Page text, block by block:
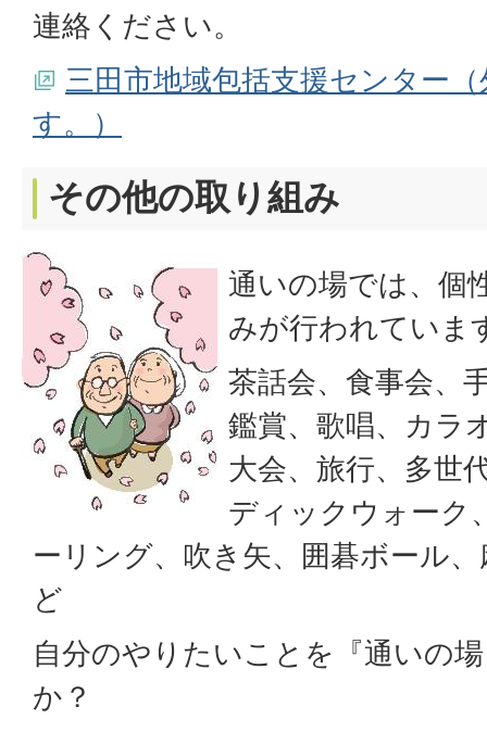
連絡ください。
三田市地域包括支援センター
す。）
その他の取り組み
通いの場では、個
みが行われていま
茶話会、食事会、
鑑賞、歌唱、カラ
大会、旅行、多世
ディックウォーク
ーリング、吹き矢、囲碁ボール
ど
自分のやりたいことを『通いの
か？